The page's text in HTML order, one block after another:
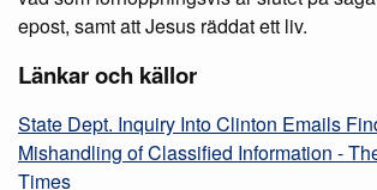
epost, samt att Jesus räddat ett liv.
Länkar och källor
State Dept. Inquiry Into Clinton Emails
Mishandling of Classified Information -
Times